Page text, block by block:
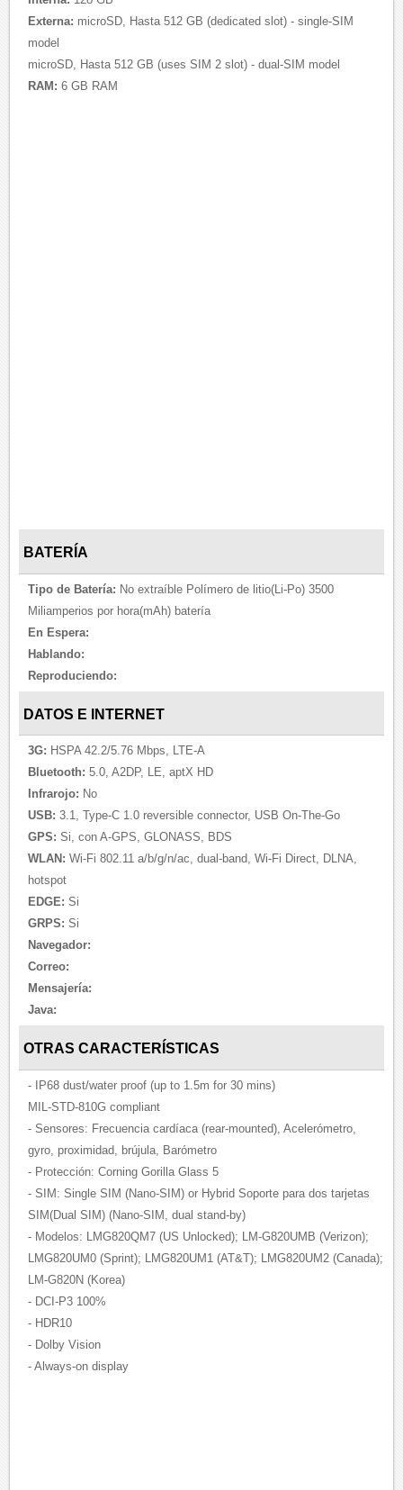
Externa: microSD, Hasta 512 GB (dedicated slot) - single-SIM
model
microSD, Hasta 512 GB (uses SIM 2 slot) - dual-SIM model
RAM: 6 GB RAM
BATERÍA
Tipo de Batería: No extraíble Polímero de litio(Li-Po) 3500
Miliamperios por hora(mAh) batería
En Espera:
Hablando:
Reproduciendo:
DATOS E INTERNET
3G: HSPA 42.2/5.76 Mbps, LTE-A
Bluetooth: 5.0, A2DP, LE, aptX HD
Infrarojo: No
USB: 3.1, Type-C 1.0 reversible connector, USB On-The-Go
GPS: Si, con A-GPS, GLONASS, BDS
WLAN: Wi-Fi 802.11 a/b/g/n/ac, dual-band, Wi-Fi Direct, DLNA,
hotspot
EDGE: Si
GRPS: Si
Navegador:
Correo:
Mensajería:
Java:
OTRAS CARACTERÍSTICAS
- IP68 dust/water proof (up to 1.5m for 30 mins)
MIL-STD-810G compliant
- Sensores: Frecuencia cardíaca (rear-mounted), Acelerómetro,
gyro, proximidad, brújula, Barómetro
- Protección: Corning Gorilla Glass 5
- SIM: Single SIM (Nano-SIM) or Hybrid Soporte para dos tarjetas
SIM(Dual SIM) (Nano-SIM, dual stand-by)
- Modelos: LMG820QM7 (US Unlocked); LM-G820UMB (Verizon);
LMG820UM0 (Sprint); LMG820UM1 (AT&T); LMG820UM2 (Canada);
LM-G820N (Korea)
- DCI-P3 100%
- HDR10
- Dolby Vision
- Always-on display